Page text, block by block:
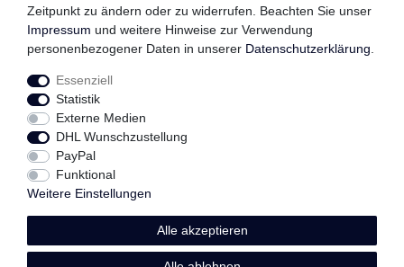
FOLGEN SIE UNS
Impressum
Widerrufs­recht Vertrag widerrufen
© Copyright 2026 | Alle Rechte vorbehalten.
Zeitpunkt zu ändern oder zu widerrufen. Beachten Sie unser
Impressum und weitere Hinweise zur Verwendung
personenbezogener Daten in unserer Daten­schutz­erklärung
Essenziell
Statistik
Externe Medien
DHL Wunschzustellung
PayPal
Funktional
Weitere Einstellungen
Alle akzeptieren